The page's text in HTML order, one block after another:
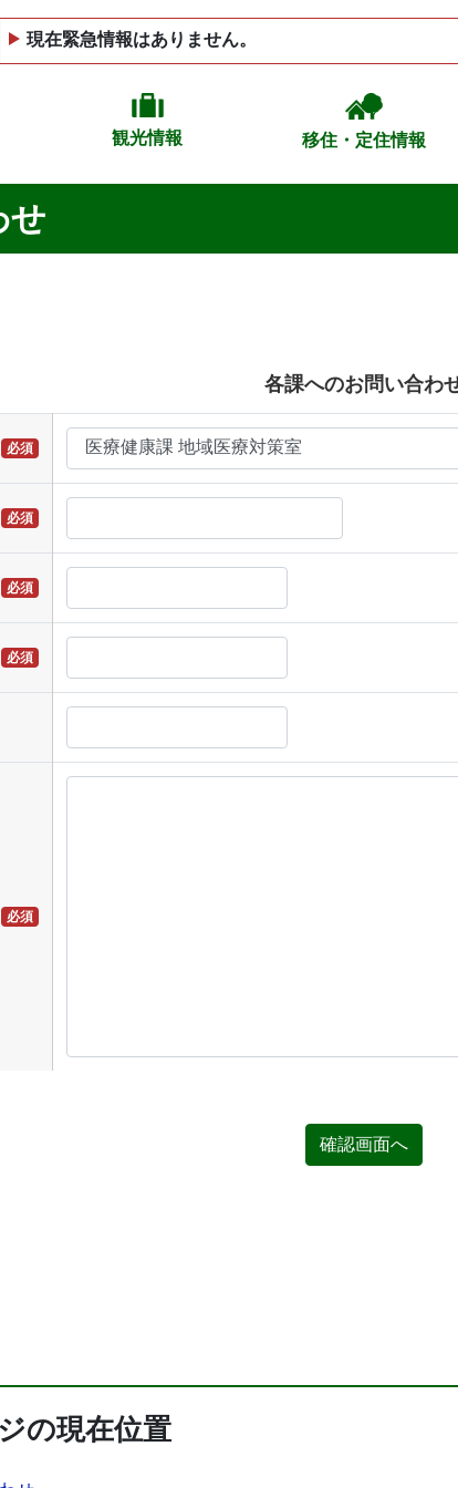
現在緊急情報はありません。
観光情報 移住・定住情報
せ
各課へのお問い合わ
必須
必須
必須
必須
必須
確認画面へ
の現在位置